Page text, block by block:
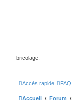
bricolage.
Accès rapide FAQ
Accueil Forum